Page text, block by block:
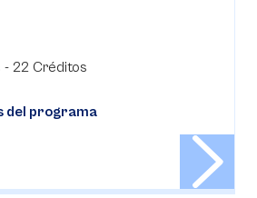
22 Créditos
del programa